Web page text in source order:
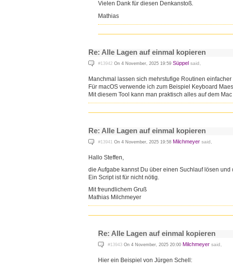
Vielen Dank für diesen Denkanstoß.
Mathias
Re: Alle Lagen auf einmal kopieren
#13942 On 4 November, 2025 19:59 Süppel said,
Manchmal lassen sich mehrstufige Routinen
Für macOS verwende ich zum Beispiel Keyboard
Mit diesem Tool kann man praktisch alles auf dem Mac
Re: Alle Lagen auf einmal kopieren
#13941 On 4 November, 2025 19:58 Milchmeyer said,
Hallo Steffen,
die Aufgabe kannst Du über einen Suchlauf lösen
Ein Script ist für nicht nötig.
Mit freundlichem Gruß
Mathias Milchmeyer
Re: Alle Lagen auf einmal kopieren
#13943 On 4 November, 2025 20:00 Milchmeyer said,
Hier ein Beispiel von Jürgen Schell: